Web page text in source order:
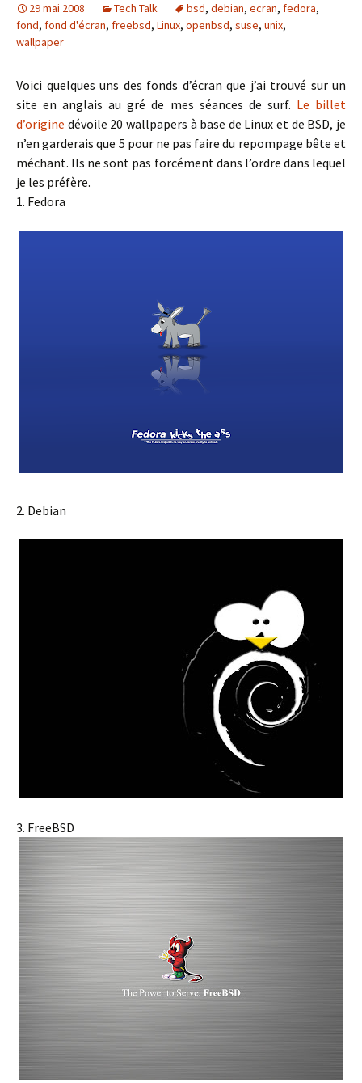
29 mai 2008 Tech Talk bsd, debian, ecran, fedora,
fond, fond d'écran, freebsd, Linux, openbsd, suse, unix,
wallpaper
Voici quelques uns des fonds d’écran que j’ai trouvé sur un
site en anglais au gré de mes séances de surf. Le billet
d’origine dévoile 20 wallpapers à base de Linux et de BSD, je
n’en garderais que 5 pour ne pas faire du repompage bête et
méchant. Ils ne sont pas forcément dans l’ordre dans lequel
je les préfère.
1. Fedora
2. Debian
3. FreeBSD